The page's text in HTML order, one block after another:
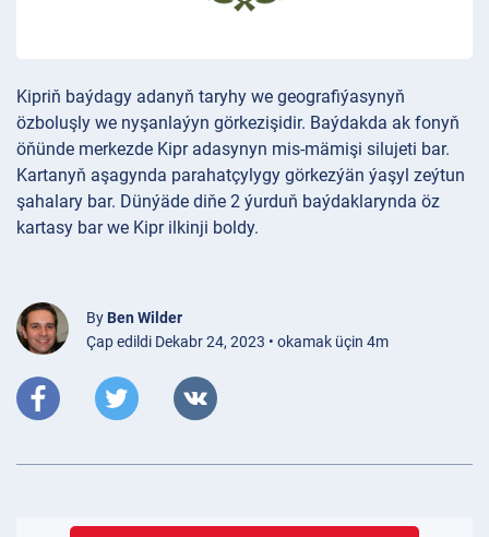
Kipriň baýdagy adanyň taryhy we geografiýasynyň
özboluşly we nyşanlaýyn görkezişidir. Baýdakda ak fonyň
öňünde merkezde Kipr adasynyn mis-mämişi silujeti bar.
Kartanyň aşagynda parahatçylygy görkezýän ýaşyl zeýtun
şahalary bar. Dünýäde diňe 2 ýurduň baýdaklarynda öz
kartasy bar we Kipr ilkinji boldy.
By Ben Wilder
Çap edildi Dekabr 24, 2023 • okamak üçin 4m